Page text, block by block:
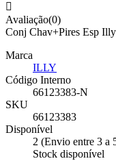

Avaliação(0)
Conj Chav+Pires Esp
Marca
ILLY
Código Interno
66123383-N
SKU
66123383
Disponível
2 (Envio entre 3 a
Stock disponível